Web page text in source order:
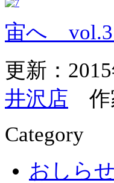
宙へ vol.3
更新：
井沢店 作
Category
おしらせ